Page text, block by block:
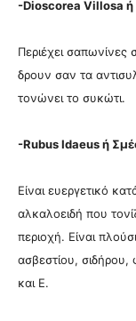
-Dioscorea Villosa ή
Περιέχει σαπωνίνες
δρουν σαν τα
τονώνει το συκώτι.
-Rubus Idaeus ή
Είναι ευεργετικό
αλκαλοειδή που
περιοχή. Είναι
ασβεστίου,
και Ε.